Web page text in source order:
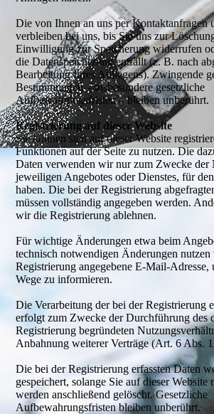
Die von Ihnen an uns per Kontaktanfragen
verbleiben bei uns, bis Sie uns zur
Einwilligung zur Speicherung widerrufen
die Datenspeicherung entfällt (z. B. nach
Bearbeitung Ihres Anliegens). Zwingende
Bestimmungen – insbesondere gesetzliche
Aufbewahrungsfristen – bleiben unberührt.
Registrierung auf dieser Website
Sie können sich auf dieser Website
Funktionen auf der Seite zu nutzen. Die
Daten verwenden wir nur zum Zwecke der
jeweiligen Angebotes oder Dienstes, für
haben. Die bei der Registrierung
müssen vollständig angegeben werden.
wir die Registrierung ablehnen.
Für wichtige Änderungen etwa beim
technisch notwendigen Änderungen
Registrierung angegebene E-Mail-Adresse,
Wege zu informieren.
Die Verarbeitung der bei der Registrierung
erfolgt zum Zwecke der Durchführung des
Registrierung begründeten
Anbahnung weiterer Verträge (Art. 6 Abs.
Die bei der Registrierung erfassten Daten
gespeichert, solange Sie auf dieser Website
werden anschließend gelöscht. Gesetzliche
Aufbewahrungsfristen bleiben unberührt.